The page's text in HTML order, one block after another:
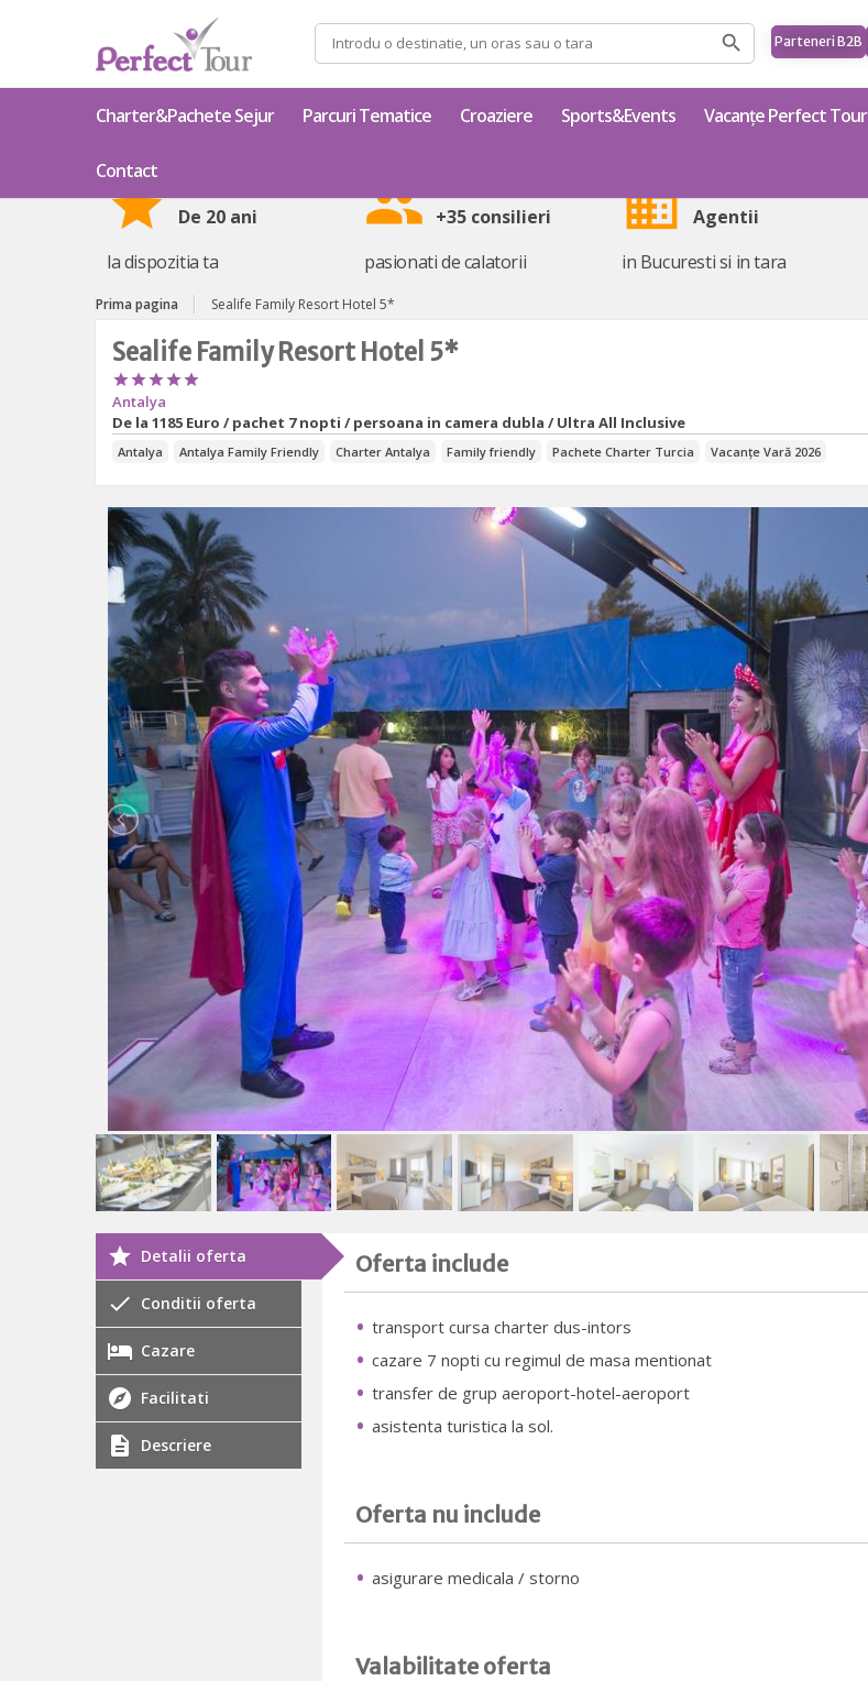
Parteneri B2B
Caută
după:
Charter&Pachete Sejur Parcuri Tematice Croaziere Sports&Events Vacanțe Perfect Tour
Contact
star De 20 ani
la dispozitia ta
group +35 consilieri
pasionati de calatorii
business Agentii
in Bucuresti si in tara
Prima pagina Sealife Family Resort Hotel 5*
Sealife Family Resort Hotel 5*

Antalya
De la 1185 Euro / pachet 7 nopti / persoana in camera dubla / Ultra All Inclusive
Antalya Antalya Family Friendly Charter Antalya Family friendly Pachete Charter Turcia Vacanțe Vară 2026
Detalii oferta
Conditii oferta
Cazare
Facilitati
Descriere
Oferta include
transport cursa charter dus-intors
cazare 7 nopti cu regimul de masa mentionat
transfer de grup aeroport-hotel-aeroport
asistenta turistica la sol.
Oferta nu include
asigurare medicala / storno
Valabilitate oferta